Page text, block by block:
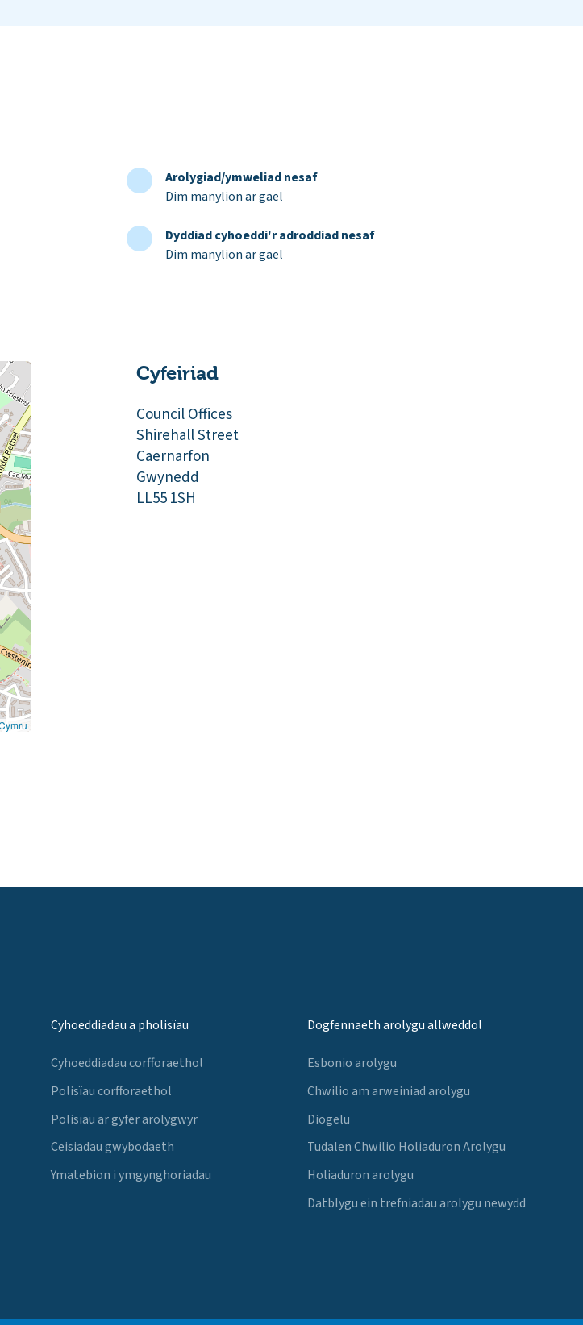
Arolygiad/ymweliad nesaf
Dim manylion ar gael
Dyddiad cyhoeddi'r adroddiad nesaf
Dim manylion ar gael
Cyfeiriad
Council Offices
Shirehall Street
Caernarfon
Gwynedd
LL55 1SH
Cyhoeddiadau a pholisïau
Cyhoeddiadau corfforaethol
Polisïau corfforaethol
Polisïau ar gyfer arolygwyr
Ceisiadau gwybodaeth
Ymatebion i ymgynghoriadau
Dogfennaeth arolygu allweddol
Esbonio arolygu
Chwilio am arweiniad arolygu
Diogelu
Tudalen Chwilio Holiaduron Arolygu
Holiaduron arolygu
Datblygu ein trefniadau arolygu newydd